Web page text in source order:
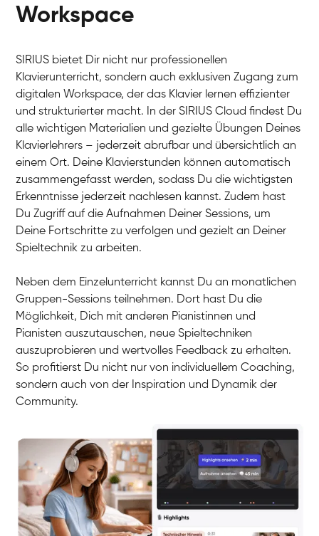
Klavier / Piano / Flügel
Klavier / Piano / Flügel
Hannes
Klavier / Piano / Flügel
Klavier / Piano / Flügel
Yuna
Klavier / Piano / Flügel
Camilla
Klavier / Piano / Flügel
Negin
Workspace
SIRIUS bietet Dir nicht nur professionellen
Klavierunterricht, sondern auch exklusiven Zugang zum
digitalen Workspace, der das Klavier lernen effizienter
und strukturierter macht. In der SIRIUS Cloud findest Du
alle wichtigen Materialien und gezielte Übungen Deines
Klavierlehrers – jederzeit abrufbar und übersichtlich an
einem Ort. Deine Klavierstunden können automatisch
zusammengefasst werden, sodass Du die wichtigsten
Erkenntnisse jederzeit nachlesen kannst. Zudem hast
Du Zugriff auf die Aufnahmen Deiner Sessions, um
Deine Fortschritte zu verfolgen und gezielt an Deiner
Spieltechnik zu arbeiten.
Neben dem Einzelunterricht kannst Du an monatlichen
Gruppen-Sessions teilnehmen. Dort hast Du die
Möglichkeit, Dich mit anderen Pianistinnen und
Pianisten auszutauschen, neue Spieltechniken
auszuprobieren und wertvolles Feedback zu erhalten.
So profitierst Du nicht nur von individuellem Coaching,
sondern auch von der Inspiration und Dynamik der
Community.